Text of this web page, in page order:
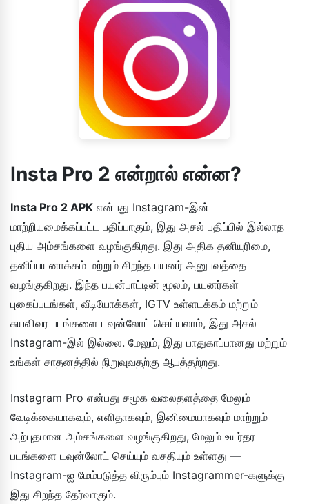
Insta Pro 2 என்றால் என்ன?
Insta Pro 2 APK என்பது Instagram-இன்
மாற்றியமைக்கப்பட்ட பதிப்பாகும், இது அசல் பதிப்பில் இல்லாத
புதிய அம்சங்களை வழங்குகிறது. இது அதிக தனியுரிமை,
தனிப்பயனாக்கம் மற்றும் சிறந்த பயனர் அனுபவத்தை
வழங்குகிறது. இந்த பயன்பாட்டின் மூலம், பயனர்கள்
புகைப்படங்கள், வீடியோக்கள், IGTV உள்ளடக்கம் மற்றும்
சுயவிவர படங்களை டவுன்லோட் செய்யலாம், இது அசல்
Instagram-இல் இல்லை. மேலும், இது பாதுகாப்பானது மற்றும்
உங்கள் சாதனத்தில் நிறுவுவதற்கு ஆபத்தற்றது.
Instagram Pro என்பது சமூக வலைதளத்தை மேலும்
வேடிக்கையாகவும், எளிதாகவும், இனிமையாகவும் மாற்றும்
அற்புதமான அம்சங்களை வழங்குகிறது, மேலும் உயர்தர
படங்களை டவுன்லோட் செய்யும் வசதியும் உள்ளது —
Instagram-ஐ மேம்படுத்த விரும்பும் Instagrammer-களுக்கு
இது சிறந்த தேர்வாகும்.